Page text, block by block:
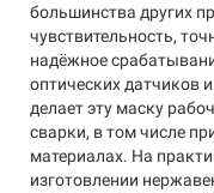
большинства других
чувствительность,
надёжное
оптических датчиков
делает эту маску
сварки, в том числе
материалах. На
изготовлении